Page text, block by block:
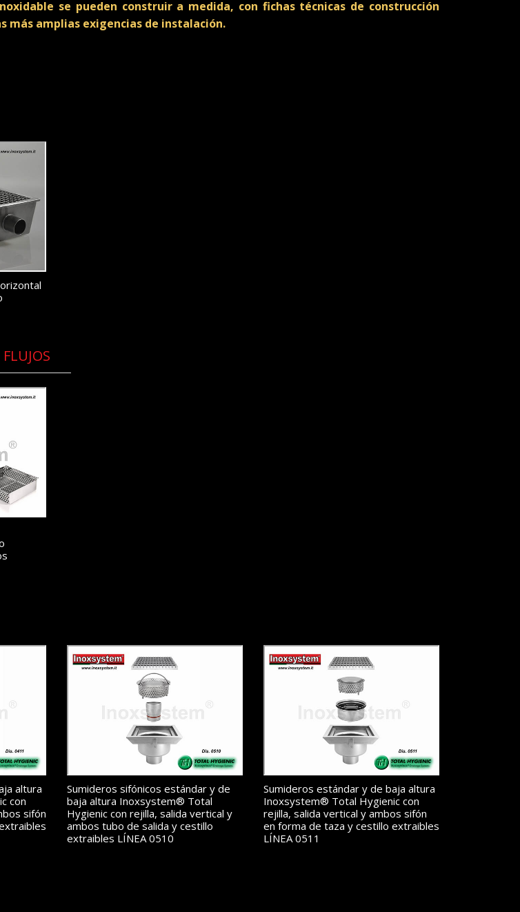
se pueden construir a medida, con fichas técnicas de construcción
más amplias exigencias de instalación.
altura
con
sifón
Sumideros sifónicos estándar y de
baja altura Inoxsystem® Total
Hygienic con rejilla, salida vertical y
ambos tubo de salida y cestillo
extraibles LÍNEA 0510
Sumideros estándar y de baja altura
Inoxsystem® Total Hygienic con
rejilla, salida vertical y ambos sifón
en forma de taza y cestillo extraibles
LÍNEA 0511